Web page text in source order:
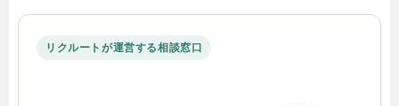
リクルートが運営する相談窓口